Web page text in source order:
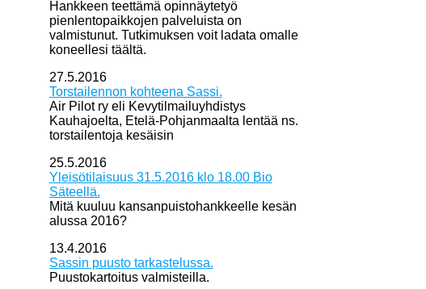
Hankkeen teettämä opinnäytetyö
pienlentopaikkojen palveluista on
valmistunut. Tutkimuksen voit ladata omalle
koneellesi täältä.
27.5.2016
Torstailennon kohteena Sassi.
Air Pilot ry eli Kevytilmailuyhdistys
Kauhajoelta, Etelä-Pohjanmaalta lentää ns.
torstailentoja kesäisin
25.5.2016
Yleisötilaisuus 31.5.2016 klo 18.00 Bio
Säteellä.
Mitä kuuluu kansanpuistohankkeelle kesän
alussa 2016?
13.4.2016
Sassin puusto tarkastelussa.
Puustokartoitus valmisteilla.